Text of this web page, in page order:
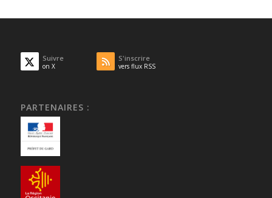
Suivre
on X
S'inscrire
vers flux RSS
PARTENAIRES :